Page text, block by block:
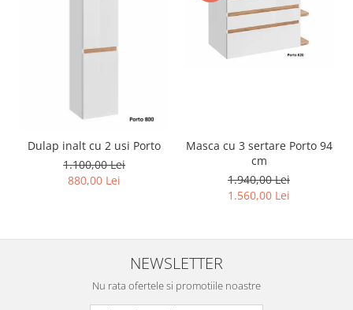
Dulap inalt cu 2 usi Porto
1.100,00 Lei
880,00 Lei
Masca cu 3 sertare Porto 94
cm
1.940,00 Lei
1.560,00 Lei
NEWSLETTER
Nu rata ofertele si promotiile noastre